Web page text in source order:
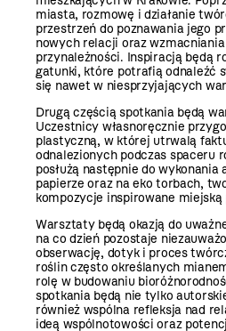
miasta, rozmowę i działanie
przestrzeń do poznawania jego
nowych relacji oraz
przynależności. Inspiracją będą
gatunki, które potrafią odnaleźć
się nawet w niesprzyjających
Drugą częścią spotkania będą
Uczestnicy własnoręcznie
plastyczną, w której utrwalą
odnalezionych podczas spaceru
posłużą następnie do
papierze oraz na eko torbach,
kompozycje inspirowane miejską
Warsztaty będą okazją do
na co dzień pozostaje
obserwację, dotyk i proces
roślin często określanych
rolę w budowaniu
spotkania będą nie tylko
również wspólna refleksja nad
ideą wspólnotowości oraz